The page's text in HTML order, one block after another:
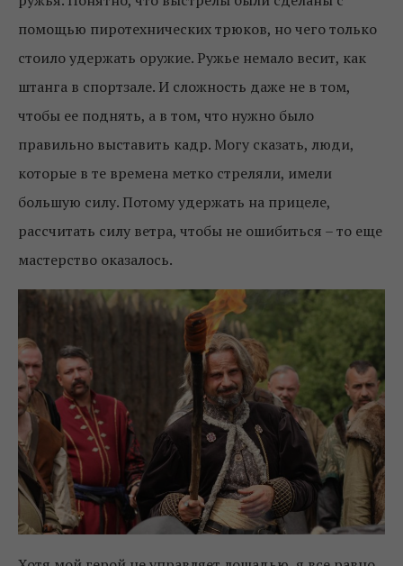
помощью пиротехнических трюков, но чего только
стоило удержать оружие. Ружье немало весит, как
штанга в спортзале. И сложность даже не в том,
чтобы ее поднять, а в том, что нужно было
правильно выставить кадр. Могу сказать, люди,
которые в те времена метко стреляли, имели
большую силу. Потому удержать на прицеле,
рассчитать силу ветра, чтобы не ошибиться – то еще
мастерство оказалось.